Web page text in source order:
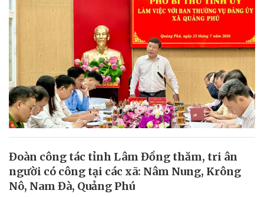
Đoàn công tác tỉnh Lâm Đồng thăm, tri ân
người có công tại các xã: Nâm Nung, Krông
Nô, Nam Đà, Quảng Phú